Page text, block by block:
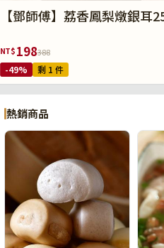
【鄧師傅】荔香鳳梨燉銀耳
NT$198388
-49% 剩 1 件
熱銷商品